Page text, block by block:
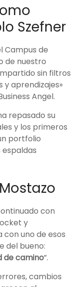
Szefner
Campus de
de nuestro
sin filtros
y aprendizajes»
Angel.
repasado su
y los primeros
portfolio
con
y
uno de esos
del bueno:
de camino”.
cambios